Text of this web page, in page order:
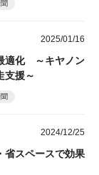
2025/01/16
適化 ～キヤノン
支援～
2024/12/25
省スペースで効果